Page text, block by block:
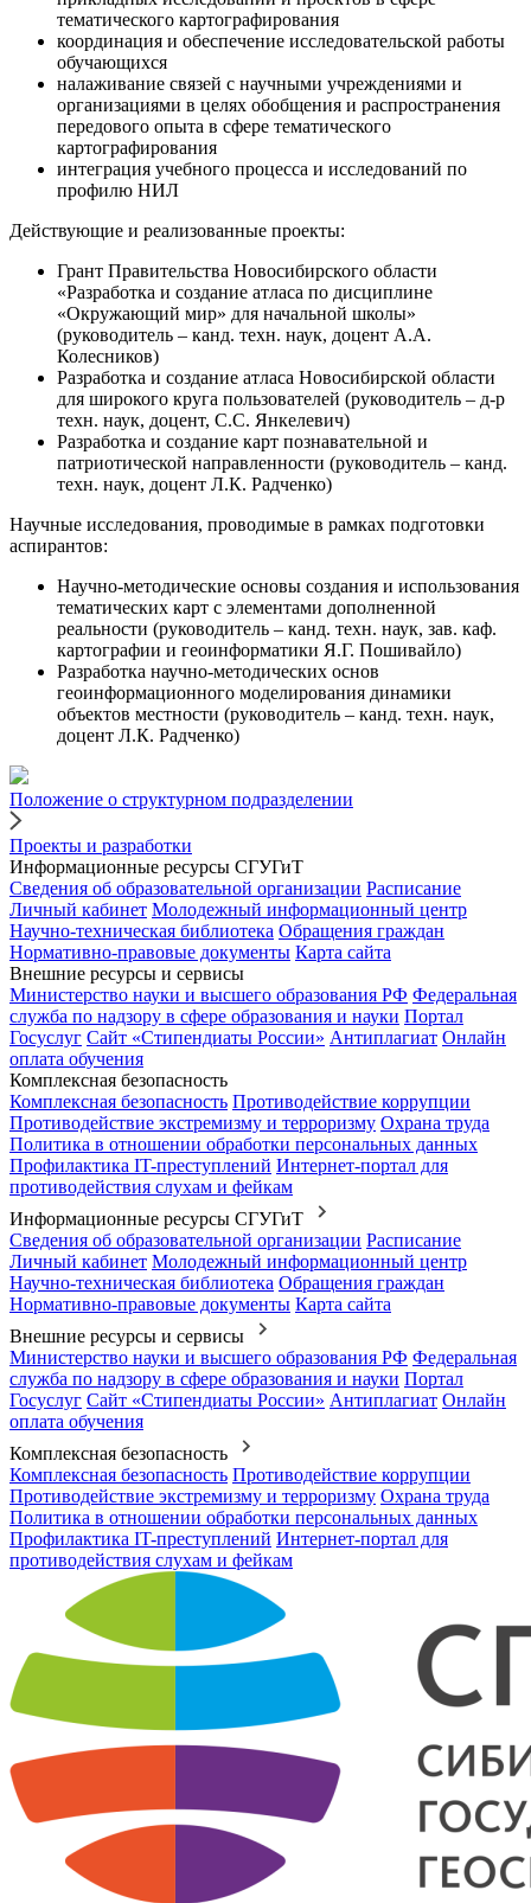
тематического картографирования
координация и обеспечение исследовательской работы
обучающихся
налаживание связей с научными учреждениями и
организациями в целях обобщения и распространения
передового опыта в сфере тематического
картографирования
интеграция учебного процесса и исследований по
профилю НИЛ
Действующие и реализованные проекты:
Грант Правительства Новосибирского области
«Разработка и создание атласа по дисциплине
«Окружающий мир» для начальной школы»
(руководитель – канд. техн. наук, доцент А.А.
Колесников)
Разработка и создание атласа Новосибирской области
для широкого круга пользователей (руководитель – д-р
техн. наук, доцент, С.С. Янкелевич)
Разработка и создание карт познавательной и
патриотической направленности (руководитель – канд.
техн. наук, доцент Л.К. Радченко)
Научные исследования, проводимые в рамках подготовки
аспирантов:
Научно-методические основы создания и использования
тематических карт с элементами дополненной
реальности (руководитель – канд. техн. наук, зав. каф.
картографии и геоинформатики Я.Г. Пошивайло)
Разработка научно-методических основ
геоинформационного моделирования динамики
объектов местности (руководитель – канд. техн. наук,
доцент Л.К. Радченко)
Положение о структурном подразделении
Проекты и разработки
Информационные ресурсы СГУГиТ
Сведения об образовательной организации Расписание
Личный кабинет Молодежный информационный центр
Научно-техническая библиотека Обращения граждан
Нормативно-правовые документы Карта сайта
Внешние ресурсы и сервисы
Министерство науки и высшего образования РФ Федеральная
служба по надзору в сфере образования и науки Портал
Госуслуг Сайт «Стипендиаты России» Антиплагиат Онлайн
оплата обучения
Комплексная безопасность
Комплексная безопасность Противодействие коррупции
Противодействие экстремизму и терроризму Охрана труда
Политика в отношении обработки персональных данных
Профилактика IT-преступлений Интернет-портал для
противодействия слухам и фейкам
Информационные ресурсы СГУГиТ
Сведения об образовательной организации Расписание
Личный кабинет Молодежный информационный центр
Научно-техническая библиотека Обращения граждан
Нормативно-правовые документы Карта сайта
Внешние ресурсы и сервисы
Министерство науки и высшего образования РФ Федеральная
служба по надзору в сфере образования и науки Портал
Госуслуг Сайт «Стипендиаты России» Антиплагиат Онлайн
оплата обучения
Комплексная безопасность
Комплексная безопасность Противодействие коррупции
Противодействие экстремизму и терроризму Охрана труда
Политика в отношении обработки персональных данных
Профилактика IT-преступлений Интернет-портал для
противодействия слухам и фейкам